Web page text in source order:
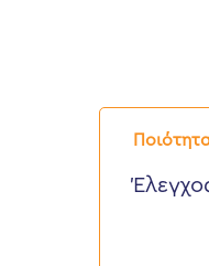
Έλεγχος
Χλωρίωσης